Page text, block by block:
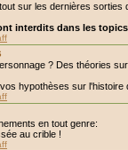
sur les dernières sorties
interdits dans les
? Des théories
hypothèses sur l'histoire
en tout genre:
au crible !